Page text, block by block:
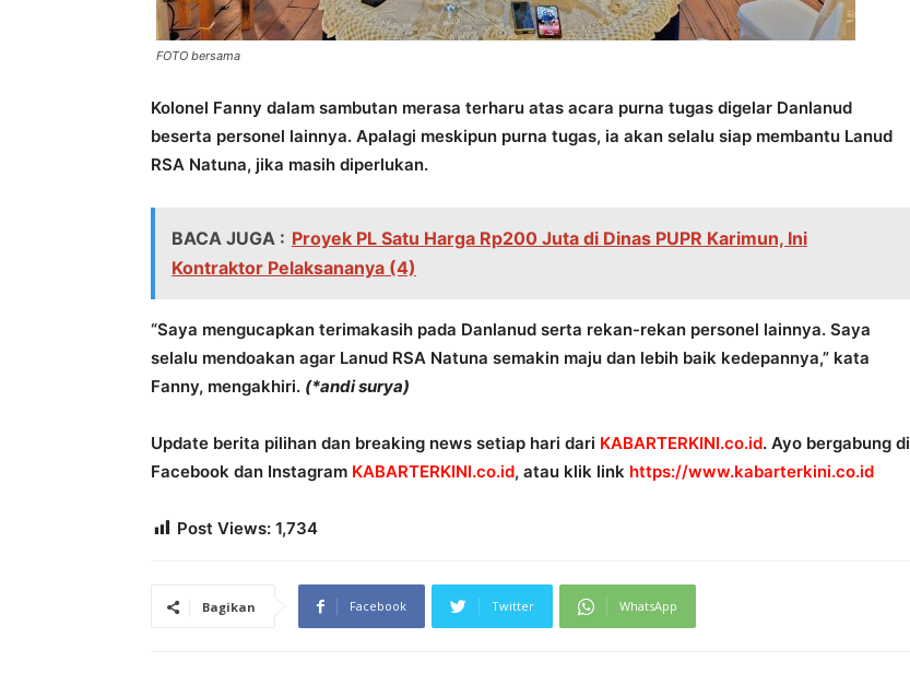
FOTO bersama
Kolonel Fanny dalam sambutan merasa terharu atas acara purna tugas digelar Danlanud
beserta personel lainnya. Apalagi meskipun purna tugas, ia akan selalu siap membantu Lanud
RSA Natuna, jika masih diperlukan.
BACA JUGA : Proyek PL Satu Harga Rp200 Juta di Dinas PUPR Karimun, Ini
Kontraktor Pelaksananya (4)
“Saya mengucapkan terimakasih pada Danlanud serta rekan-rekan personel lainnya. Saya
selalu mendoakan agar Lanud RSA Natuna semakin maju dan lebih baik kedepannya,” kata
Fanny, mengakhiri. (*andi surya)
Update berita pilihan dan breaking news setiap hari dari KABARTERKINI.co.id. Ayo bergabung di
Facebook dan Instagram KABARTERKINI.co.id, atau klik link https://www.kabarterkini.co.id
Post Views: 1,734
Bagikan Facebook Twitter WhatsApp